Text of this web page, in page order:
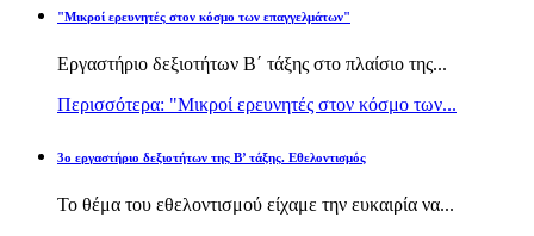
"Μικροί ερευνητές στον κόσμο των επαγγελμάτων"
Εργαστήριο δεξιοτήτων Β΄ τάξης στο πλαίσιο της...
Περισσότερα: "Μικροί ερευνητές στον κόσμο των...
3ο εργαστήριο δεξιοτήτων της Β’ τάξης. Εθελοντισμός
Το θέμα του εθελοντισμού είχαμε την ευκαιρία να...